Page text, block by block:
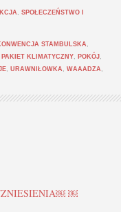
SPOŁECZEŃSTWO I
STAMBULSKA
PAKIET KLIMATYCZNY POKÓJ
URAWNIŁOWKA WAAADZA
￼